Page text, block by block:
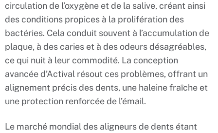
circulation de l’oxygène et de la salive, créant ainsi
des conditions propices à la prolifération des
bactéries. Cela conduit souvent à l’accumulation de
plaque, à des caries et à des odeurs désagréables,
ce qui nuit à leur commodité. La conception
avancée d’Actival résout ces problèmes, offrant un
alignement précis des dents, une haleine fraîche et
une protection renforcée de l’émail.
Le marché mondial des aligneurs de dents étant